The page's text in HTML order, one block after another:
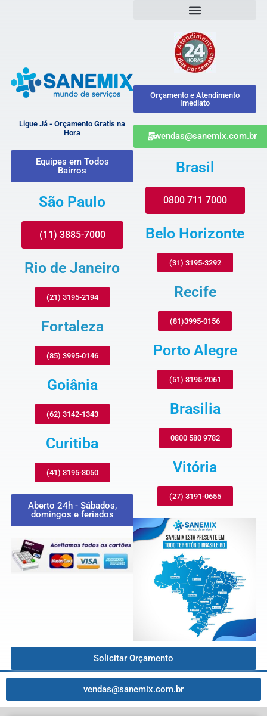
Ligue Já - Orçamento Gratis na
Hora
Equipes em Todos
Bairros
São Paulo
(11) 3885-7000
Rio de Janeiro
(21) 3195-2194
Fortaleza
(85) 3995-0146
Goiânia
(62) 3142-1343
Curitiba
(41) 3195-3050
Aberto 24h - Sábados,
domingos e feriados
Orçamento e Atendimento
Imediato
vendas@sanemix.com.br
Brasil
0800 711 7000
Belo Horizonte
(31) 3195-3292
Recife
(81)3995-0156
Porto Alegre
(51) 3195-2061
Brasilia
0800 580 9782
Vitória
(27) 3191-0655
Solicitar Orçamento
vendas@sanemix.com.br